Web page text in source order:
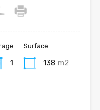
1
Surface
138 m2